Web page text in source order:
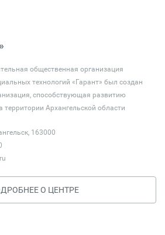
общественная организация
технологий «Гарант» был создан
способствующая развитию
территории Архангельской области
163000
О ЦЕНТРЕ